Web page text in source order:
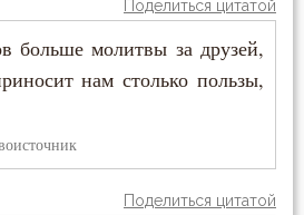
Поделиться цитатой
больше молитвы за друзей,
нам столько пользы,
Поделиться цитатой